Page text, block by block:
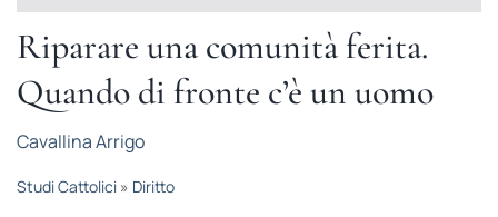
RECENSIONI
Riparare una comunità ferita.
Quando di fronte c’è un uomo
Cavallina Arrigo
Studi Cattolici» Diritto